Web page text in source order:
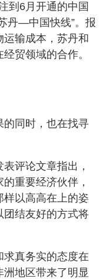
到6月开通的中国
丹—中国快线”。报
输成本，苏丹和
贸领域的合作。
的同时，也在找寻
评论文章指出，
重要经济伙伴，
样以高高在上的姿
团结友好的方式将
真务实的态度在
地区带来了明显